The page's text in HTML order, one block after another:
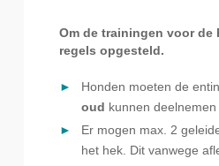
Om de trainingen voor de
regels opgesteld.
Honden moeten de
oud kunnen
Er mogen max. 2
het hek. Dit vanwege